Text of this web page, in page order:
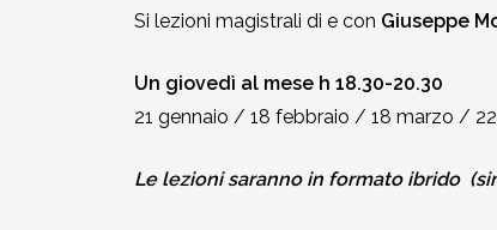
Si lezioni magistrali di e con Giuseppe
Un giovedì al mese h 18.30-20.30
21 gennaio / 18 febbraio / 18 marzo /
Le lezioni saranno in formato ibrido